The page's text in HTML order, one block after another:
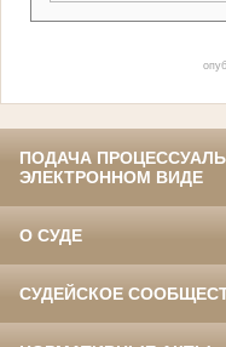
ПОДАЧА
ЭЛЕКТРОННОМ ВИДЕ
О СУДЕ
СУДЕЙСКОЕ